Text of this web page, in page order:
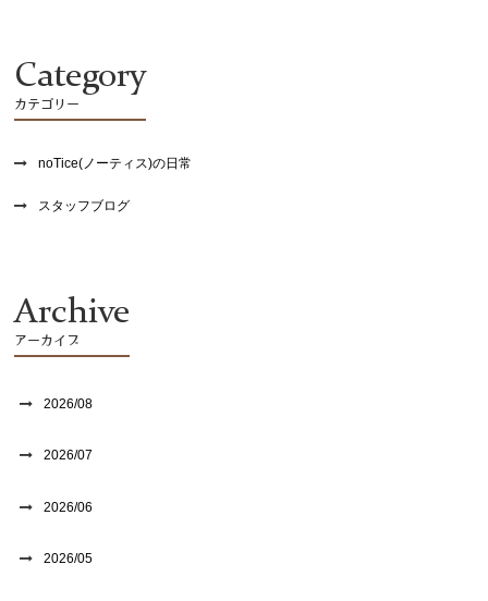
Category
カテゴリー
noTice(ノーティス)の日常
スタッフブログ
Archive
アーカイブ
2026/08
2026/07
2026/06
2026/05